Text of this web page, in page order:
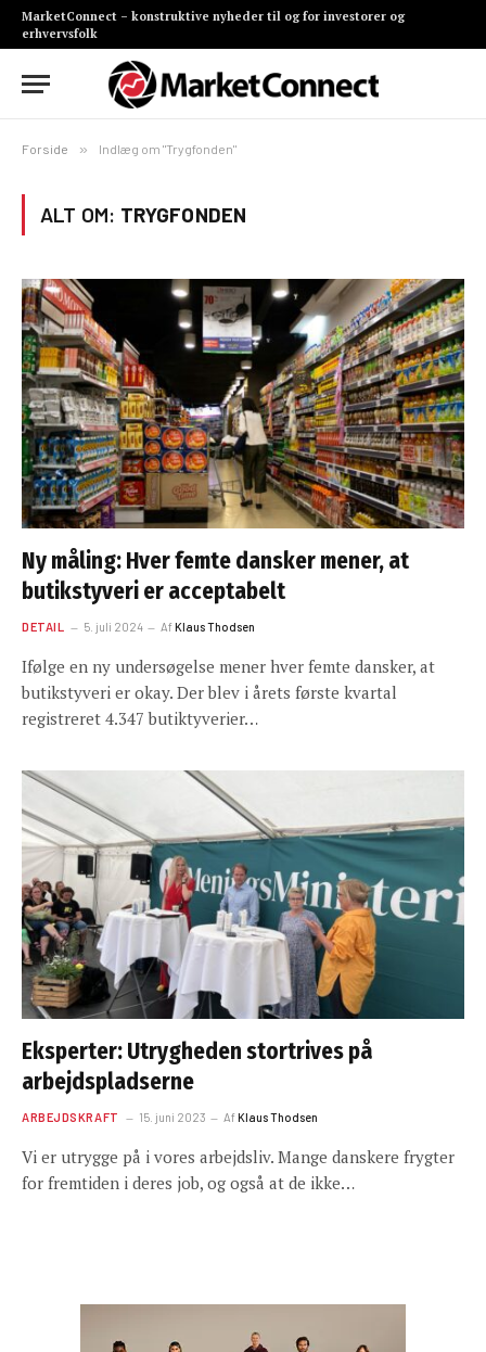
MarketConnect – konstruktive nyheder til og for investorer og
erhvervsfolk
Forside » Indlæg om "Trygfonden"
ALT OM: TRYGFONDEN
Ny måling: Hver femte dansker mener, at
butikstyveri er acceptabelt
DETAIL 5. juli 2024 AfKlaus Thodsen
Ifølge en ny undersøgelse mener hver femte dansker, at
butikstyveri er okay. Der blev i årets første kvartal
registreret 4.347 butiktyverier…
Eksperter: Utrygheden stortrives på
arbejdspladserne
ARBEJDSKRAFT 15. juni 2023 AfKlaus Thodsen
Vi er utrygge på i vores arbejdsliv. Mange danskere frygter
for fremtiden i deres job, og også at de ikke…